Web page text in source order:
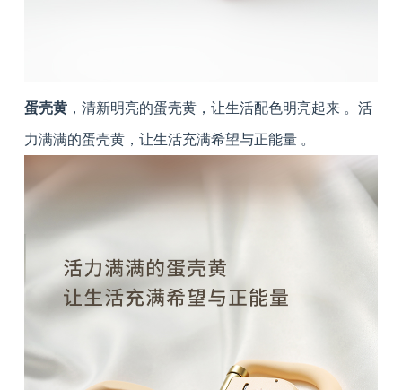
蛋壳黄 ，清新明亮的蛋壳黄，让生活配色明亮起来 。活
力满满的蛋壳黄，让生活充满希望与正能量 。